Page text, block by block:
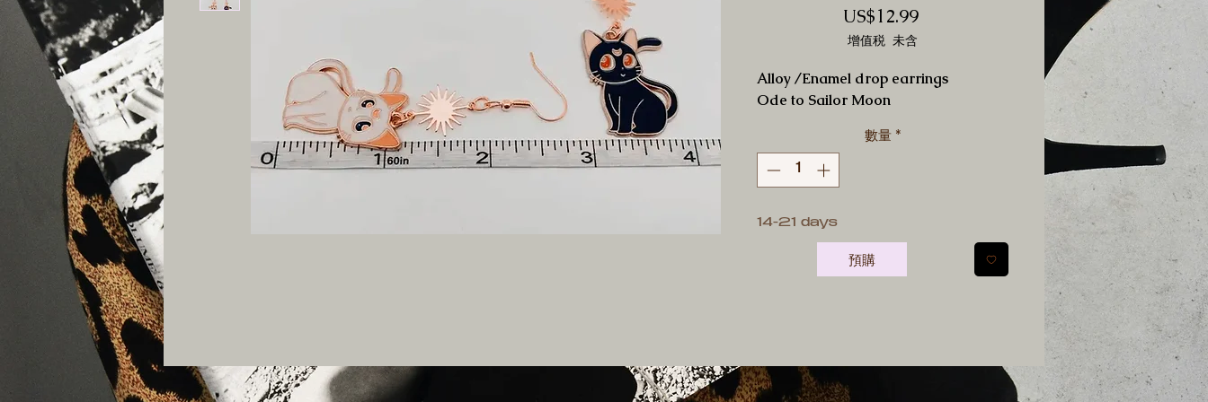
US$12.99價
增值税 未含
Alloy /Enamel drop earrings
Ode to Sailor Moon
數量 *
14-21 days
預購